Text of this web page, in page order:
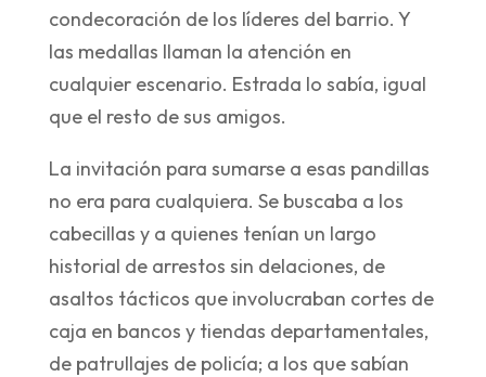
condecoración de los líderes del barrio. Y
las medallas llaman la atención en
cualquier escenario. Estrada lo sabía, igual
que el resto de sus amigos.
La invitación para sumarse a esas pandillas
no era para cualquiera. Se buscaba a los
cabecillas y a quienes tenían un largo
historial de arrestos sin delaciones, de
asaltos tácticos que involucraban cortes de
caja en bancos y tiendas departamentales,
de patrullajes de policía; a los que sabían